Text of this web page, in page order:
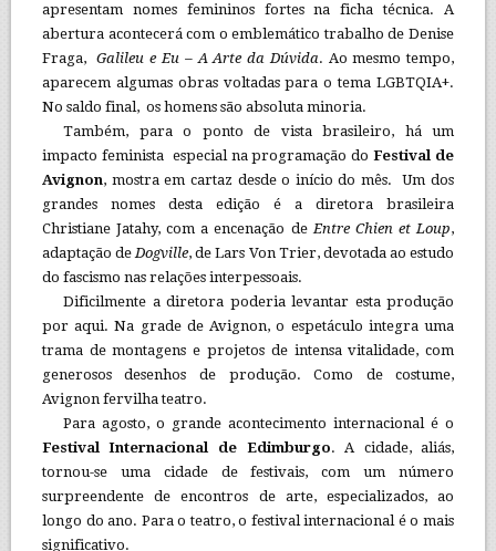
apresentam nomes femininos fortes na ficha técnica. A
abertura acontecerá com o emblemático trabalho de Denise
Fraga,Galileu e Eu – A Arte da Dúvida. Ao mesmo tempo,
aparecem algumas obras voltadas para o tema LGBTQIA+.
No saldo final, os homens são absoluta minoria.
Também, para o ponto de vista brasileiro, há um
impacto feminista especial na programação doFestival de
Avignon, mostra em cartaz desde o início do mês. Um dos
grandes nomes desta edição é a diretora brasileira
Christiane Jatahy, com a encenação deEntre Chien et Loup,
adaptação deDogville, de Lars Von Trier, devotada ao estudo
do fascismo nas relações interpessoais.
Dificilmente a diretora poderia levantar esta produção
por aqui. Na grade de Avignon, o espetáculo integra uma
trama de montagens e projetos de intensa vitalidade, com
generosos desenhos de produção. Como de costume,
Avignon fervilha teatro.
Para agosto, o grande acontecimento internacional é o
Festival Internacional de Edimburgo. A cidade, aliás,
tornou-se uma cidade de festivais, com um número
surpreendente de encontros de arte, especializados, ao
longo do ano. Para o teatro, o festival internacional é o mais
significativo.